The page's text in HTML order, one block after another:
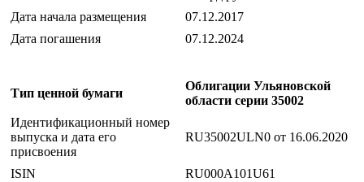
Дата начала размещения
07.12.2017
Дата погашения
07.12.2024
Тип ценной бумаги
Облигации Ульяновской
области серии 35002
Идентификационный номер
выпуска и дата его
присвоения
RU35002ULN0 от 16.06.2020
ISIN
RU000A101U61